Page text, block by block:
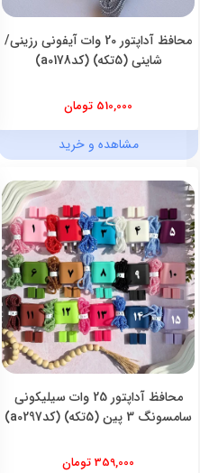
محافظ آداپتور 20 وات آیفونی رزینی/
شاینی (5تکه) (کدa0178)
510,000 تومان
مشاهده و خرید
محافظ آداپتور 25 وات سیلیکونی
سامسونگ 3 پین (5تکه) (کدa0297)
359,000 تومان